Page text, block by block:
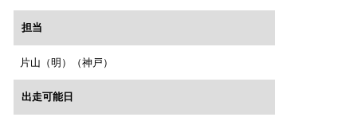
担当
片山（明）（神戸）
出走可能日